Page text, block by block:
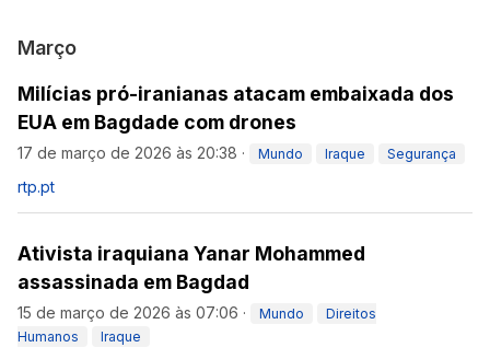
Março
Milícias pró-iranianas atacam embaixada dos
EUA em Bagdade com drones
17 de março de 2026 às 20:38 · Mundo Iraque Segurança
rtp.pt
Ativista iraquiana Yanar Mohammed
assassinada em Bagdad
15 de março de 2026 às 07:06 · Mundo
Direitos
Humanos
Iraque